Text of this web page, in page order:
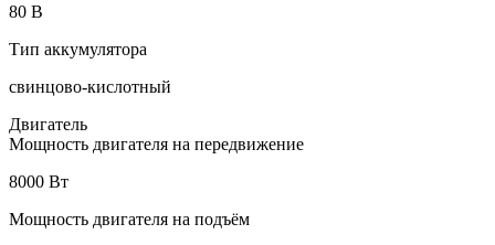
80 В
Тип аккумулятора
свинцово-кислотный
Двигатель
Мощность двигателя на передвижение
8000 Вт
Мощность двигателя на подъём